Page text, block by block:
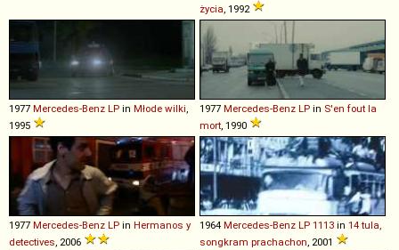
życia, 1992
1977 Mercedes-Benz LP in Młode wilki,
1995
1977 Mercedes-Benz LP in S'en fout la
mort, 1990
1977 Mercedes-Benz LP in Hermanos y
detectives, 2006
1964 Mercedes-Benz LP 1113 in 14 tula,
songkram prachachon, 2001